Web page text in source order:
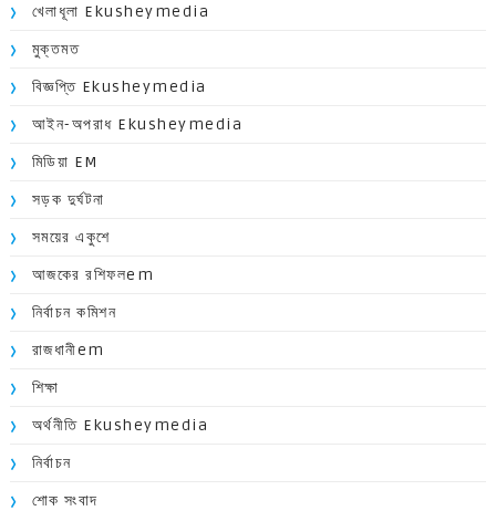
খেলাধূলা Ekusheymedia
মুক্তমত
বিজ্ঞপ্তি Ekusheymedia
আইন-অপরাধ Ekusheymedia
মিডিয়া EM
সড়ক দুর্ঘটনা
সময়ের একুশে
আজকের রশিফলem
নির্বাচন কমিশন
রাজধানীem
শিক্ষা
অর্থনীতি Ekusheymedia
নির্বাচন
শোক সংবাদ